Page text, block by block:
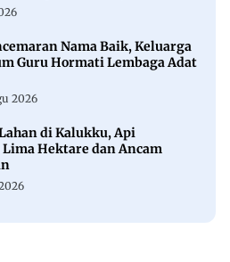
Nama Baik, Keluarga
Guru Hormati Lembaga Adat
2026
di Kalukku, Api
Hektare dan Ancam